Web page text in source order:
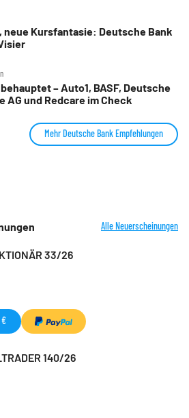
neue Kursfantasie: Deutsche Bank
– Auto1, BASF, Deutsche
AG und Redcare im Check
Mehr Deutsche Bank Empfehlungen
Alle Neuerscheinungen
33/26
€
140/26